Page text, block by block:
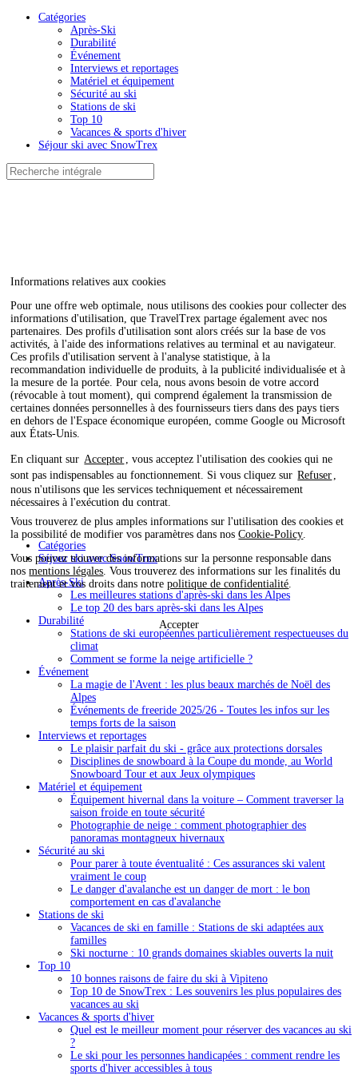
Informations relatives aux cookies
Pour une offre web optimale, nous utilisons des cookies pour collecter des
informations d'utilisation, que TravelTrex partage également avec nos
partenaires. Des profils d'utilisation sont alors créés sur la base de vos
activités, à l'aide des informations relatives au terminal et au navigateur.
Ces profils d'utilisation servent à l'analyse statistique, à la
recommandation individuelle de produits, à la publicité individualisée et à
la mesure de la portée. Pour cela, nous avons besoin de votre accord
(révocable à tout moment), qui comprend également la transmission de
certaines données personnelles à des fournisseurs tiers dans des pays tiers
en dehors de l'Espace économique européen, comme Google ou Microsoft
aux États-Unis.
En cliquant sur Accepter
, vous acceptez l'utilisation des cookies qui ne
sont pas indispensables au fonctionnement. Si vous cliquez sur Refuser
nous n'utilisons que les services techniquement et nécessairement
nécessaires à l'exécution du contrat.
Vous trouverez de plus amples informations sur l'utilisation des cookies et
la possibilité de modifier vos paramètres dans nosCookie-Policy.
Vous pouvez trouver des informations sur la personne responsable dans
nosmentions légales. Vous trouverez des informations sur les finalités du
traitement et vos droits dans notrepolitique de confidentialité.
Accepter
Catégories
Après-Ski
Durabilité
Événement
Interviews et reportages
Matériel et équipement
Sécurité au ski
Stations de ski
Top 10
Vacances & sports d'hiver
Séjour ski avec SnowTrex
Catégories
Séjour ski avec SnowTrex
Après-Ski
Les meilleures stations d'après-ski dans les Alpes
Le top 20 des bars après-ski dans les Alpes
Durabilité
Stations de ski européennes particulièrement respectueuses du
climat
Comment se forme la neige artificielle ?
Événement
La magie de l'Avent : les plus beaux marchés de Noël des
Alpes
Événements de freeride 2025/26 - Toutes les infos sur les
temps forts de la saison
Interviews et reportages
Le plaisir parfait du ski - grâce aux protections dorsales
Disciplines de snowboard à la Coupe du monde, au World
Snowboard Tour et aux Jeux olympiques
Matériel et équipement
Équipement hivernal dans la voiture – Comment traverser la
saison froide en toute sécurité
Photographie de neige : comment photographier des
panoramas montagneux hivernaux
Sécurité au ski
Pour parer à toute éventualité : Ces assurances ski valent
vraiment le coup
Le danger d'avalanche est un danger de mort : le bon
comportement en cas d'avalanche
Stations de ski
Vacances de ski en famille : Stations de ski adaptées aux
familles
Ski nocturne : 10 grands domaines skiables ouverts la nuit
Top 10
10 bonnes raisons de faire du ski à Vipiteno
Top 10 de SnowTrex : Les souvenirs les plus populaires des
vacances au ski
Vacances & sports d'hiver
Quel est le meilleur moment pour réserver des vacances au ski
?
Le ski pour les personnes handicapées : comment rendre les
sports d'hiver accessibles à tous